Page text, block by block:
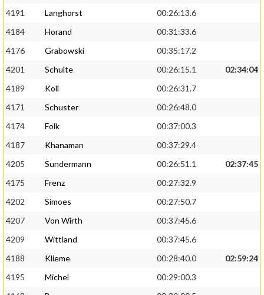
4191
Langhorst
00:26:13.6
4184
Horand
00:31:33.6
4176
Grabowski
00:35:17.2
4201
Schulte 00:26:15.1
02:34:04
4189
Koll
00:26:31.7
4171
Schuster
00:26:48.0
4174
Folk
00:37:00.3
4187
Khanaman
00:37:29.4
4205
Sundermann 00:26:51.1
02:37:45
4175
Frenz
00:27:32.9
4202
Simoes
00:27:50.7
4207
Von Wirth
00:37:45.6
4209
Wittland
00:37:45.6
4188
Klieme 00:28:40.0
02:59:24
4195
Michel
00:29:00.3